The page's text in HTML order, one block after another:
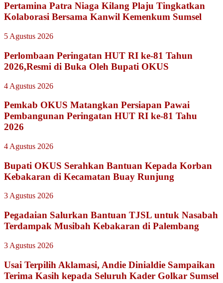
Pertamina Patra Niaga Kilang Plaju Tingkatkan
Kolaborasi Bersama Kanwil Kemenkum Sumsel
5 Agustus 2026
Perlombaan Peringatan HUT RI ke-81 Tahun
2026,Resmi di Buka Oleh Bupati OKUS
4 Agustus 2026
Pemkab OKUS Matangkan Persiapan Pawai
Pembangunan Peringatan HUT RI ke-81 Tahu
2026
4 Agustus 2026
Bupati OKUS Serahkan Bantuan Kepada Korban
Kebakaran di Kecamatan Buay Runjung
3 Agustus 2026
Pegadaian Salurkan Bantuan TJSL untuk Nasabah
Terdampak Musibah Kebakaran di Palembang
3 Agustus 2026
Usai Terpilih Aklamasi, Andie Dinialdie Sampaikan
Terima Kasih kepada Seluruh Kader Golkar Sumsel